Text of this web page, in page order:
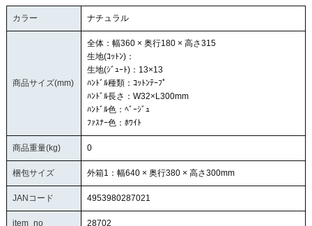
カラー ナチュラル
商品サイズ(mm)
全体：幅360 × 奥行180 × 高さ315
生地(ｺｯﾄﾝ)：
生地(ｼﾞｭｰﾄ)：13×13
ﾊﾝﾄﾞﾙ種類：ｺｯﾄﾝﾃｰﾌﾟ
ﾊﾝﾄﾞﾙ長さ：W32×L300mm
ﾊﾝﾄﾞﾙ色：ﾍﾞｰｼﾞｭ
ﾌｧｽﾅｰ色：ﾎﾜｲﾄ
商品重量(kg) 0
梱包サイズ 外箱1：幅640 × 奥行380 × 高さ300mm
JANコード 4953980287021
item_no 28702